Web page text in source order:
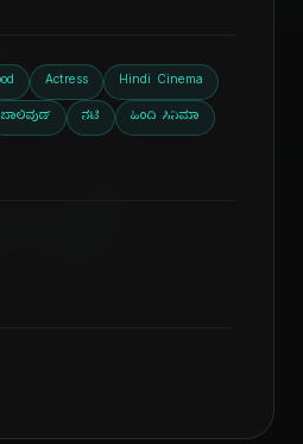
Actress Hindi Cinema
ಬಾಲಿವುಡ್ ನಟಿ ಹಿಂದಿ ಸಿನಿಮಾ